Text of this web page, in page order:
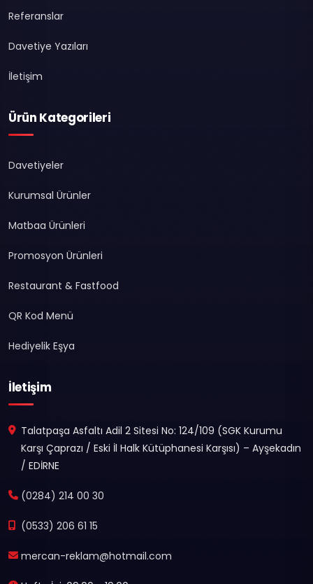
Referanslar
Davetiye Yazıları
İletişim
Ürün Kategorileri
Davetiyeler
Kurumsal Ürünler
Matbaa Ürünleri
Promosyon Ürünleri
Restaurant & Fastfood
QR Kod Menü
Hediyelik Eşya
İletişim
Talatpaşa Asfaltı Adil 2 Sitesi No: 124/109 (SGK Kurumu
Karşı Çaprazı / Eski İl Halk Kütüphanesi Karşısı) – Ayşekadın
/ EDİRNE
(0284) 214 00 30
(0533) 206 61 15
mercan-reklam@hotmail.com